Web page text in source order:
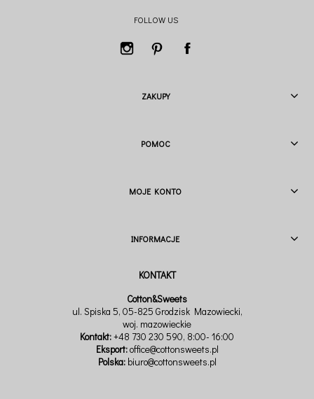
FOLLOW US
ZAKUPY
POMOC
MOJE KONTO
INFORMACJE
Cotton&Sweets
ul. Spiska 5, 05-825 Grodzisk Mazowiecki,
woj. mazowieckie
Kontakt:+48 730 230 590, 8:00- 16:00
Eksport:office@cottonsweets.pl
Polska: biuro@cottonsweets.pl